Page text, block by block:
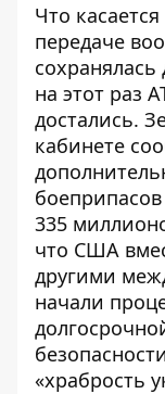
Что
передаче
на этот раз
достались.
кабинете
335
что США
другими
начали
«храбрость